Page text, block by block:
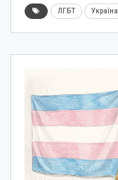
ЛГБТ Україна